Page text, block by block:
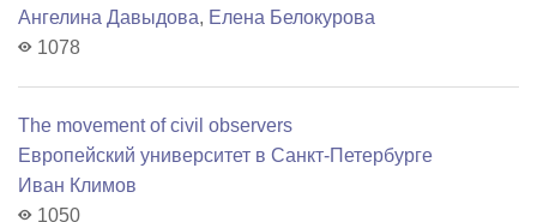
Ангелина Давыдова, Елена Белокурова
1078
The movement of civil observers
Европейский университет в Санкт-Петербурге
Иван Климов
1050